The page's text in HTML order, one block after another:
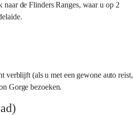
naar de Flinders Ranges, waar u op 2
verblijft (als u met een gewone auto reist,
Gorge bezoeken.